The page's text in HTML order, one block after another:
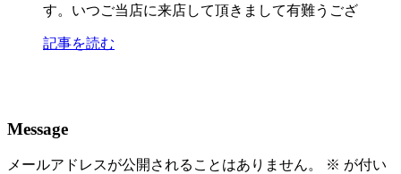
す。いつご当店に来店して頂きまして有難うござ
記事を読む
Message
メールアドレスが公開されることはありません。 ※ が付い